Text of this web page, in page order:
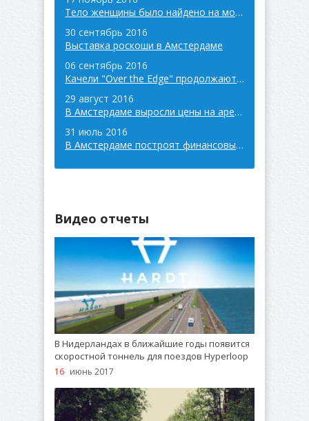
Тело женщины было найдено на мосту в Амстердаме
30 сентябрь 2016
Выставка роскоши в Амстердаме
06 сентябрь 2016
Качели "Over the Edge" продолжают радовать людей
29 август 2016
В Амстердаме выросли цены на аренду недвижимост
31 июль 2016
В Амстердаме построят финансовый центр
Видео отчеты
В Нидерландах в ближайшие годы появится
скоростной тоннель для поездов Hyperloop
16 июнь 2017